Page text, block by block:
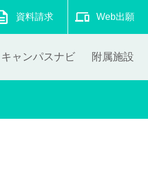
資料請求 Web出願
キャンパスナビ 附属施設